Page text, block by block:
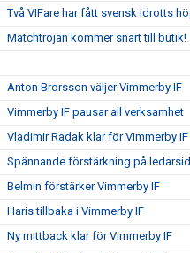
Två VIFare har fått svensk idrotts
Matchtröjan kommer snart till butik!
Anton Brorsson väljer Vimmerby IF
Vimmerby IF pausar all verksamhet
Vladimir Radak klar för Vimmerby IF
Spännande förstärkning på
Belmin förstärker Vimmerby IF
Haris tillbaka i Vimmerby IF
Ny mittback klar för Vimmerby IF